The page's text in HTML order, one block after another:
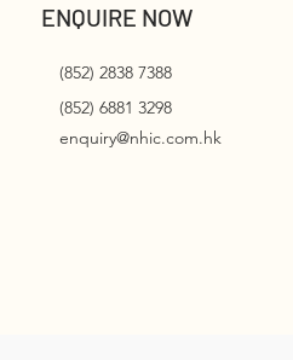
ENQUIRE NOW
(852) 2838 7388
(852) 6881 3298
enquiry@nhic.com.hk